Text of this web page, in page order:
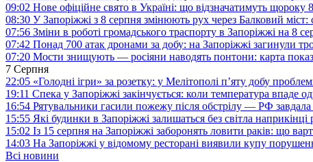
09:02 Нове офіційне свято в Україні: що відзначатимуть щороку
08:30 У Запоріжжі з 8 серпня змінюють рух через Балковий міст:
07:56 Зміни в роботі громадського траспорту в Запоріжжі на 8
07:42 Понад 700 атак дронами за добу: на Запоріжжі загинули
07:20 Мости знищують — росіяни наводять понтони: карта
7 Серпня
22:05 «Голодні ігри» за розетку: у Мелітополі п’яту добу
19:11 Спека у Запоріжжі закінчується: коли температура впаде
16:54 Рятувальники гасили пожежу після обстрілу — РФ
15:55 Які будинки в Запоріжжі залишаться без світла наприкінці
15:02 Із 15 серпня на Запоріжжі заборонять ловити раків: що
14:03 На Запоріжжі у відомому ресторані виявили купу
Всі новини